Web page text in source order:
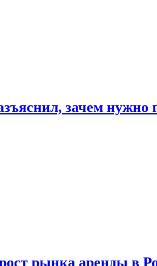
зачем нужно
рынка аренды в